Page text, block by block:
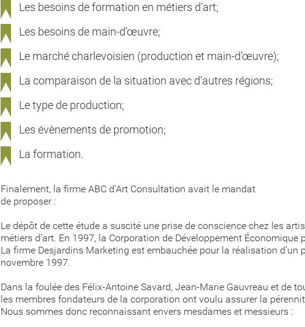
Les besoins de formation en métiers d’art;
Les besoins de main-d’œuvre;
Le marché charlevoisien (production et main-d’œuvre);
La comparaison de la situation avec d’autres régions;
Le type de production;
Les évènements de promotion;
La formation.
Finalement, la firme ABC d’Art Consultation avait le mandat
de proposer :
Le dépôt de cette étude a suscité une prise de conscience chez les
métiers d’art. En 1997, la Corporation de Développement
La firme Desjardins Marketing est embauchée pour la réalisation
novembre 1997.
Dans la foulée des Félix-Antoine Savard, Jean-Marie Gauvreau et de
les membres fondateurs de la corporation ont voulu assurer la
Nous sommes donc reconnaissant envers mesdames et messieurs :